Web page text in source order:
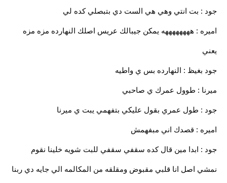
جود : بت انتي وهي هي الست دي بتبصلي كده لي
اميره : ههههههههه يمكن جيبالك عريس اصلك النهارده مزه مزه
يعني
جود بغيظ : النهارده بس ي واطيه
ميرنا : طوول عمرك ي صاحبي
جود : طول عمري بقول عليكي بتفهمي يبت ي ميرنا
اميره : قصدك اني مبفهمش
جود : ابدا مين قال كده سقفي سقفي للبت شويه خلينا نقوم
نمشي اصل انا قلبي مقبوض ومقلقه من المكالمه الي جايه دي ربنا